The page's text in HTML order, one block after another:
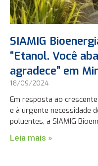
SIAMIG
“Etanol. Você
agradece” em
18/09/2024
Em resposta ao
e à urgente necessidade
poluentes, a SIAMIG
Leia mais »